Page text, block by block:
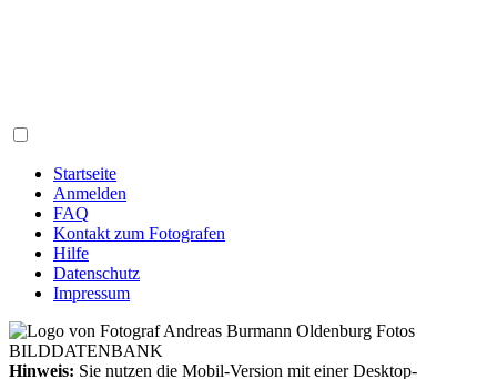
Startseite
Anmelden
FAQ
Kontakt zum Fotografen
Hilfe
Datenschutz
Impressum
Hinweis: Sie nutzen die Mobil-Version mit einer Desktop-